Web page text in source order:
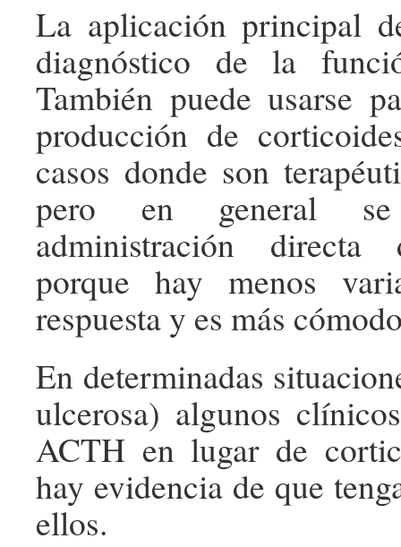
La aplicación principal
diagnóstico de la
También puede usarse
producción de
casos donde son
pero en general
administración directa
porque hay menos
respuesta y es más
En determinadas
ulcerosa) algunos
ACTH en lugar de
hay evidencia de que
ellos.